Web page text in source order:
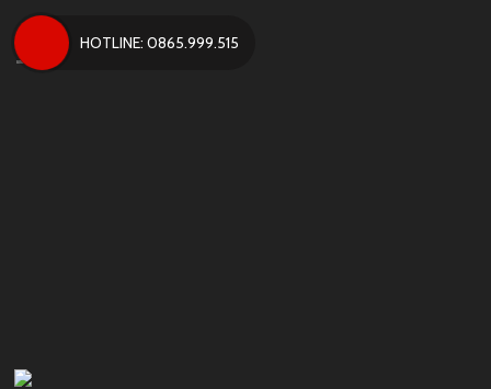
FANPAGEHOTLINE: 0865.999.515